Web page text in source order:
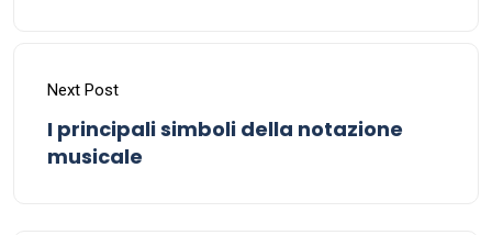
Next Post
I principali simboli della notazione
musicale